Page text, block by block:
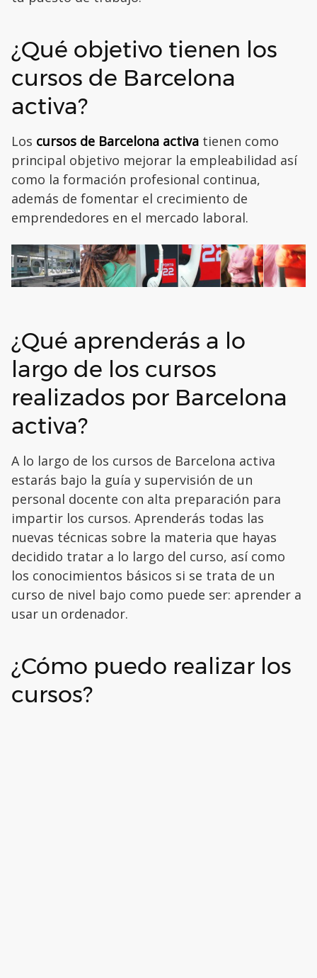
¿Qué objetivo tienen los
cursos de Barcelona
activa?
Los cursos de Barcelona activa tienen como
principal objetivo mejorar la empleabilidad así
como la formación profesional continua,
además de fomentar el crecimiento de
emprendedores en el mercado laboral.
¿Qué aprenderás a lo
largo de los cursos
realizados por Barcelona
activa?
A lo largo de los cursos de Barcelona activa
estarás bajo la guía y supervisión de un
personal docente con alta preparación para
impartir los cursos. Aprenderás todas las
nuevas técnicas sobre la materia que hayas
decidido tratar a lo largo del curso, así como
los conocimientos básicos si se trata de un
curso de nivel bajo como puede ser: aprender a
usar un ordenador.
¿Cómo puedo realizar los
cursos?